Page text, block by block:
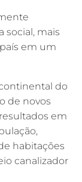
social, mais
em um
do
de novos
em
habitações
canalizador